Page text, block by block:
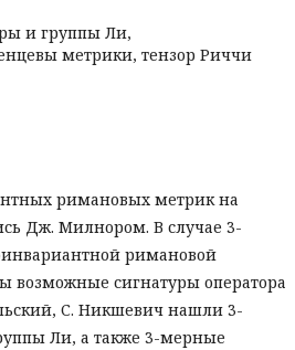
и группы Ли,
метрики, тензор Риччи
римановых метрик на
Дж. Милнором. В случае 3-
римановой
возможные сигнатуры оператора
С. Никшевич нашли 3-
Ли, а также 3-мерные